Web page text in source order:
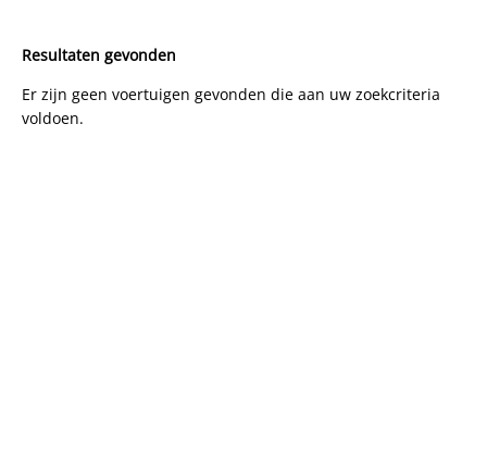
Resultaten gevonden
Er zijn geen voertuigen gevonden die aan uw zoekcriteria
voldoen.